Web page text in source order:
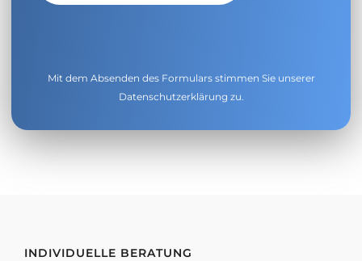
Mit dem Absenden des Formulars stimmen Sie unserer
Datenschutzerklärung zu.
INDIVIDUELLE BERATUNG